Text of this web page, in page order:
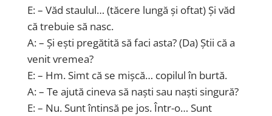
E: – Văd staulul… (tăcere lungă și oftat) Și văd
că trebuie să nasc.
A: – Și ești pregătită să faci asta? (Da) Știi că a
venit vremea?
E: – Hm. Simt că se mișcă… copilul în burtă.
A: – Te ajută cineva să naști sau naști singură?
E: – Nu. Sunt întinsă pe jos. Într-o… Sunt